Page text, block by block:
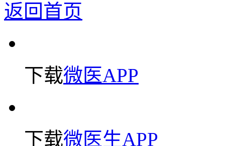
返回首页
下载微医APP
下载微医生APP